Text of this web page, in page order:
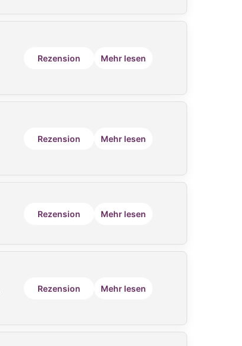
Rezension Mehr lesen
Rezension Mehr lesen
Rezension Mehr lesen
Rezension Mehr lesen